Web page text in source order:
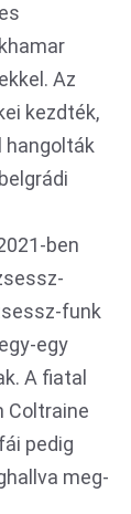
Az
kezdték,
hangolták
ben
funk
egy
A fiatal
Coltraine
pedig
meg-